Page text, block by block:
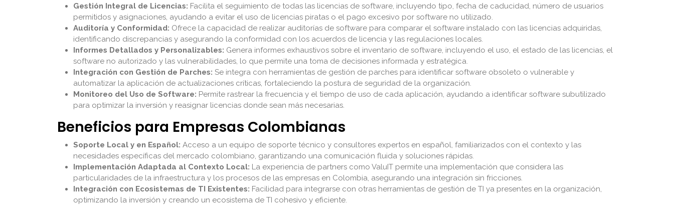
Gestión Integral de Licencias: Facilita el seguimiento de todas las licencias de software, incluyendo tipo, fecha de caducidad, número de usuarios
permitidos y asignaciones, ayudando a evitar el uso de licencias piratas o el pago excesivo por software no utilizado.
Auditoría y Conformidad: Ofrece la capacidad de realizar auditorías de software para comparar el software instalado con las licencias adquiridas,
identificando discrepancias y asegurando la conformidad con los acuerdos de licencia y las regulaciones locales.
Informes Detallados y Personalizables: Genera informes exhaustivos sobre el inventario de software, incluyendo el uso, el estado de las licencias, el
software no autorizado y las vulnerabilidades, lo que permite una toma de decisiones informada y estratégica.
Integración con Gestión de Parches: Se integra con herramientas de gestión de parches para identificar software obsoleto o vulnerable y
automatizar la aplicación de actualizaciones críticas, fortaleciendo la postura de seguridad de la organización.
Monitoreo del Uso de Software: Permite rastrear la frecuencia y el tiempo de uso de cada aplicación, ayudando a identificar software subutilizado
para optimizar la inversión y reasignar licencias donde sean más necesarias.
Beneficios para Empresas Colombianas
Soporte Local y en Español: Acceso a un equipo de soporte técnico y consultores expertos en español, familiarizados con el contexto y las
necesidades específicas del mercado colombiano, garantizando una comunicación fluida y soluciones rápidas.
Implementación Adaptada al Contexto Local: La experiencia de partners como ValuIT permite una implementación que considera las
particularidades de la infraestructura y los procesos de las empresas en Colombia, asegurando una integración sin fricciones.
Integración con Ecosistemas de TI Existentes: Facilidad para integrarse con otras herramientas de gestión de TI ya presentes en la organización,
optimizando la inversión y creando un ecosistema de TI cohesivo y eficiente.